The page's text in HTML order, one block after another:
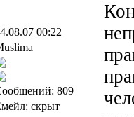
00:22
809
скрыт